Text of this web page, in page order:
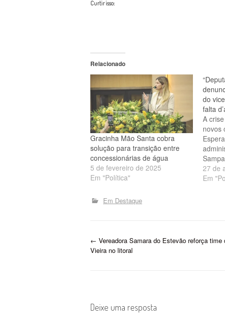
Curtir isso:
Relacionado
Gracinha Mão Santa cobra
solução para transição entre
concessionárias de água
5 de fevereiro de 2025
Em "Política"
do
falta
A
novos
a
do
27 de
Em
Em Destaque
P
t
← Vereadora Samara do Estevão reforça time
Vieira no litoral
Deixe uma resposta